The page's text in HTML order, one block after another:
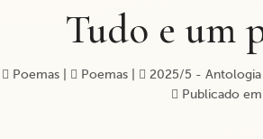
Tudo e um
Poemas| Poemas| 2025/5 - Antologia
Publicado